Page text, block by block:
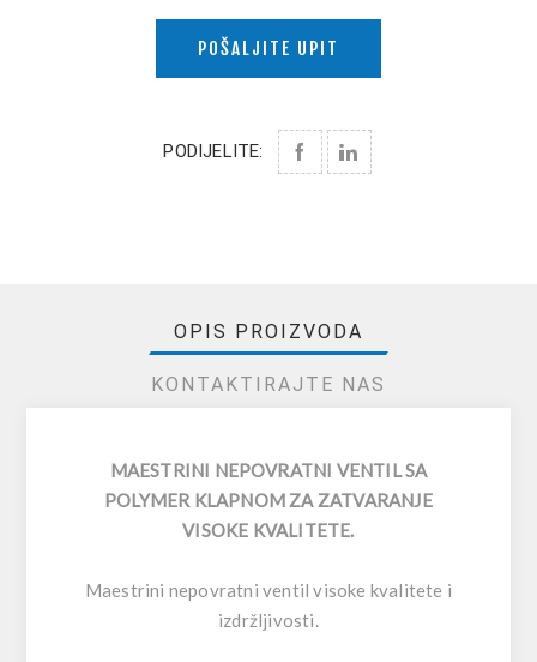
POŠALJITE UPIT
PODIJELITE:
OPIS PROIZVODA
KONTAKTIRAJTE NAS
MAESTRINI NEPOVRATNI VENTIL SA
POLYMER KLAPNOM ZA ZATVARANJE
VISOKE KVALITETE.
Maestrini nepovratni ventil visoke kvalitete i
izdržljivosti.